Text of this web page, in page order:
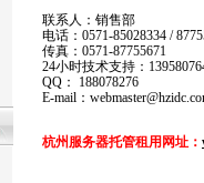
联系人：销售部
电话：0571-85028334 /
传真：0571-87755671
24小时技术支持：
QQ： 188078276
E-mail：
杭州服务器托管租用网址：